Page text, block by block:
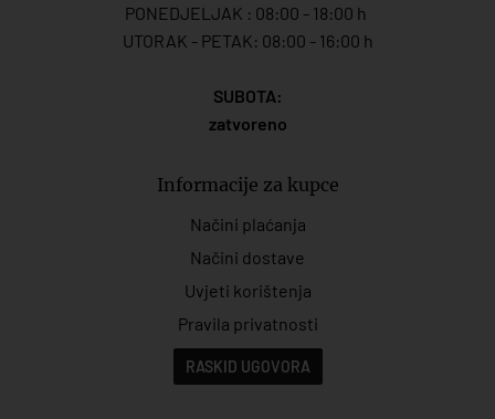
PONEDJELJAK : 08:00 - 18:00 h
UTORAK - PETAK: 08:00 - 16:00 h
SUBOTA:
zatvoreno
Informacije za kupce
Načini plaćanja
Načini dostave
Uvjeti korištenja
Pravila privatnosti
RASKID UGOVORA